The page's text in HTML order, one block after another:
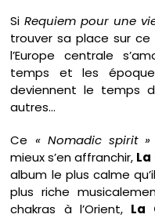
SiRequiem pour une
trouver sa place sur
l’Europe centrale
temps et les
deviennent le temps
autres…
Ce « Nomadic spirit »
mieux s’en affranchir,
album le plus calme
plus riche
chakras à l’Orient, La